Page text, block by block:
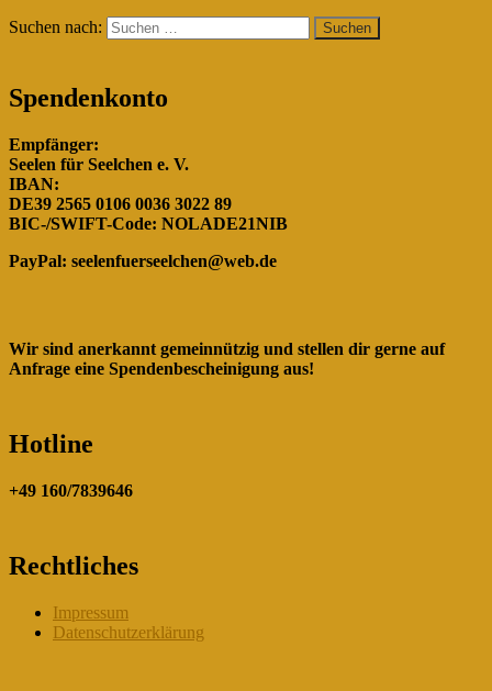
Suchen nach:
Spendenkonto
Empfänger:
Seelen für Seelchen e. V.
IBAN:
DE39 2565 0106 0036 3022 89
BIC-/SWIFT-Code: NOLADE21NIB
PayPal: seelenfuerseelchen@web.de
Wir sind anerkannt gemeinnützig und stellen dir gerne auf
Anfrage eine Spendenbescheinigung aus!
Hotline
+49 160/7839646
Rechtliches
Impressum
Datenschutzerklärung